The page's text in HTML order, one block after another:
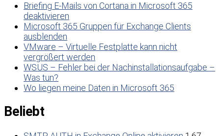
Briefing E-Mails von Cortana in Microsoft 365
deaktivieren
Microsoft 365 Gruppen für Exchange Clients
ausblenden
VMware – Virtuelle Festplatte kann nicht
vergrößert werden
WSUS – Fehler bei der Nachinstallationsaufgabe –
Was tun?
Wo liegen meine Daten in Microsoft 365
Beliebt